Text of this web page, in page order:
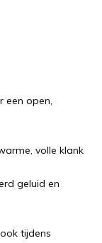
een open,
volle klank
geluid en
tijdens